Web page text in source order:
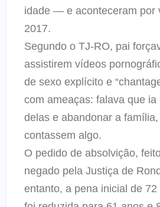
idade — e aconteceram por
2017.
Segundo o TJ-RO, pai
assistirem vídeos
de sexo explícito e
com ameaças: falava que ia
delas e abandonar a
contassem algo.
O pedido de absolvição,
negado pela Justiça de
entanto, a pena inicial de